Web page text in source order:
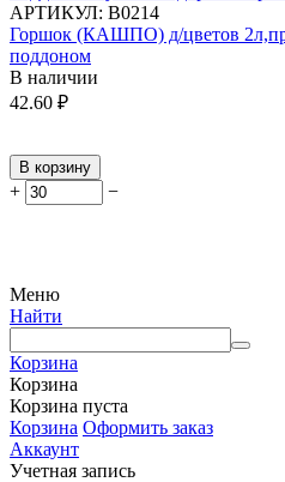
АРТИКУЛ: В0214
Горшок (КАШПО) д/цветов
поддоном
В наличии
42.60 ₽
В корзину
+ −
Меню
Найти
Корзина
Корзина
Корзина пуста
Корзина Оформить заказ
Аккаунт
Учетная запись